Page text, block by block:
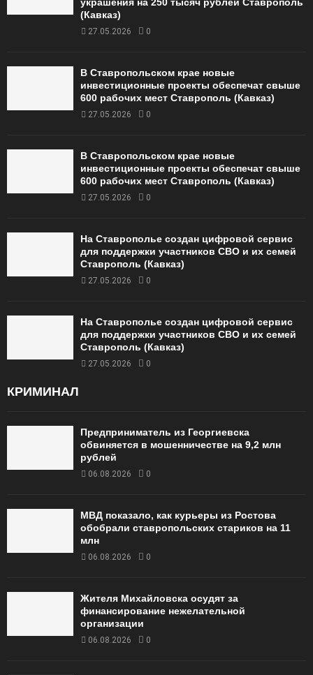
(Кавказ)
27.05.2026 0
В Ставропольском крае новые
инвестиционные проекты обеспечат свыше
600 рабочих мест Ставрополь (Кавказ)
27.05.2026 0
В Ставропольском крае новые
инвестиционные проекты обеспечат свыше
600 рабочих мест Ставрополь (Кавказ)
27.05.2026 0
На Ставрополье создан цифровой сервис
для поддержки участников СВО и их семей
Ставрополь (Кавказ)
27.05.2026 0
На Ставрополье создан цифровой сервис
для поддержки участников СВО и их семей
Ставрополь (Кавказ)
27.05.2026 0
КРИМИНАЛ
Предприниматель из Георгиевска
обвиняется в мошенничестве на 9,2 млн
рублей
06.08.2026 0
МВД показало, как курьеры из Ростова
обобрали ставропольских стариков на 11
млн
06.08.2026 0
Жителя Михайловска осудят за
финансирование нежелательной
организации
06.08.2026 0